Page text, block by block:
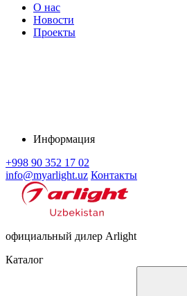
О нас
Новости
Проекты
Информация
+998 90 352 17 02
info@myarlight.uz Контакты
официальный дилер Arlight
Каталог